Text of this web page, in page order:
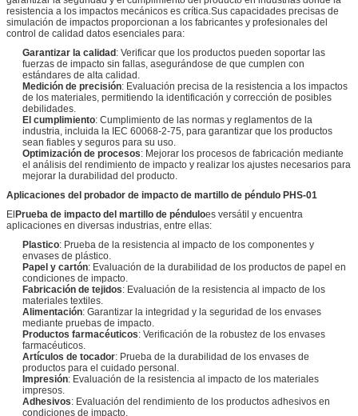
resistencia a los impactos mecánicos es crítica.Sus capacidades precisas de
simulación de impactos proporcionan a los fabricantes y profesionales del
control de calidad datos esenciales para:
Garantizar la calidad: Verificar que los productos pueden soportar las
fuerzas de impacto sin fallas, asegurándose de que cumplen con
estándares de alta calidad.
Medición de precisión: Evaluación precisa de la resistencia a los impactos
de los materiales, permitiendo la identificación y corrección de posibles
debilidades.
El cumplimiento: Cumplimiento de las normas y reglamentos de la
industria, incluida la IEC 60068-2-75, para garantizar que los productos
sean fiables y seguros para su uso.
Optimización de procesos: Mejorar los procesos de fabricación mediante
el análisis del rendimiento de impacto y realizar los ajustes necesarios para
mejorar la durabilidad del producto.
Aplicaciones del probador de impacto de martillo de péndulo PHS-01
ElPrueba de impacto del martillo de pénduloes versátil y encuentra
aplicaciones en diversas industrias, entre ellas:
Plastico: Prueba de la resistencia al impacto de los componentes y
envases de plástico.
Papel y cartón: Evaluación de la durabilidad de los productos de papel en
condiciones de impacto.
Fabricación de tejidos: Evaluación de la resistencia al impacto de los
materiales textiles.
Alimentación: Garantizar la integridad y la seguridad de los envases
mediante pruebas de impacto.
Productos farmacéuticos: Verificación de la robustez de los envases
farmacéuticos.
Artículos de tocador: Prueba de la durabilidad de los envases de
productos para el cuidado personal.
Impresión: Evaluación de la resistencia al impacto de los materiales
impresos.
Adhesivos: Evaluación del rendimiento de los productos adhesivos en
condiciones de impacto.